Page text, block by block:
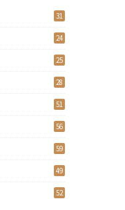
31
24
25
28
51
56
59
49
52